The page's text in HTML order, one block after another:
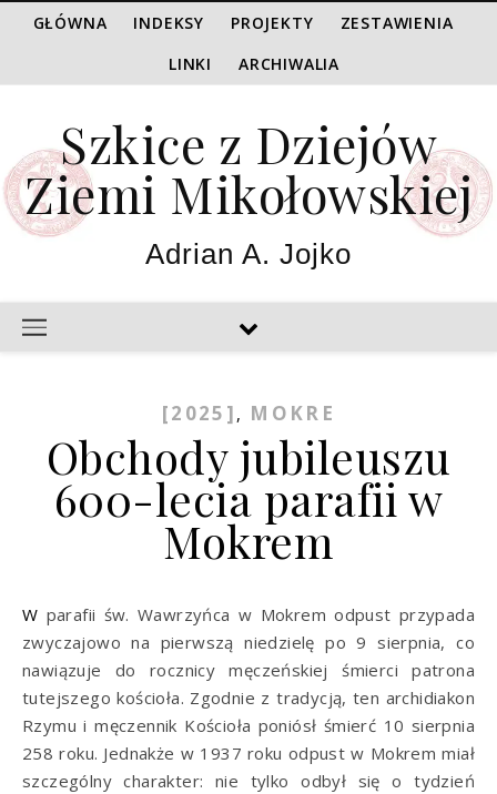
GŁÓWNA INDEKSY PROJEKTY
ZESTAWIENIA
LINKI
ARCHIWALIA
Szkice z Dziejów
Ziemi Mikołowskiej
Adrian A. Jojko
[2025] , MOKRE
Obchody jubileuszu
600-lecia parafii w
Mokrem
W parafii św. Wawrzyńca w Mokrem odpust przypada
zwyczajowo na pierwszą niedzielę po 9 sierpnia, co
nawiązuje do rocznicy męczeńskiej śmierci patrona
tutejszego kościoła. Zgodnie z tradycją, ten archidiakon
Rzymu i męczennik Kościoła poniósł śmierć 10 sierpnia
258 roku. Jednakże w 1937 roku odpust w Mokrem miał
szczególny charakter: nie tylko odbył się o tydzień